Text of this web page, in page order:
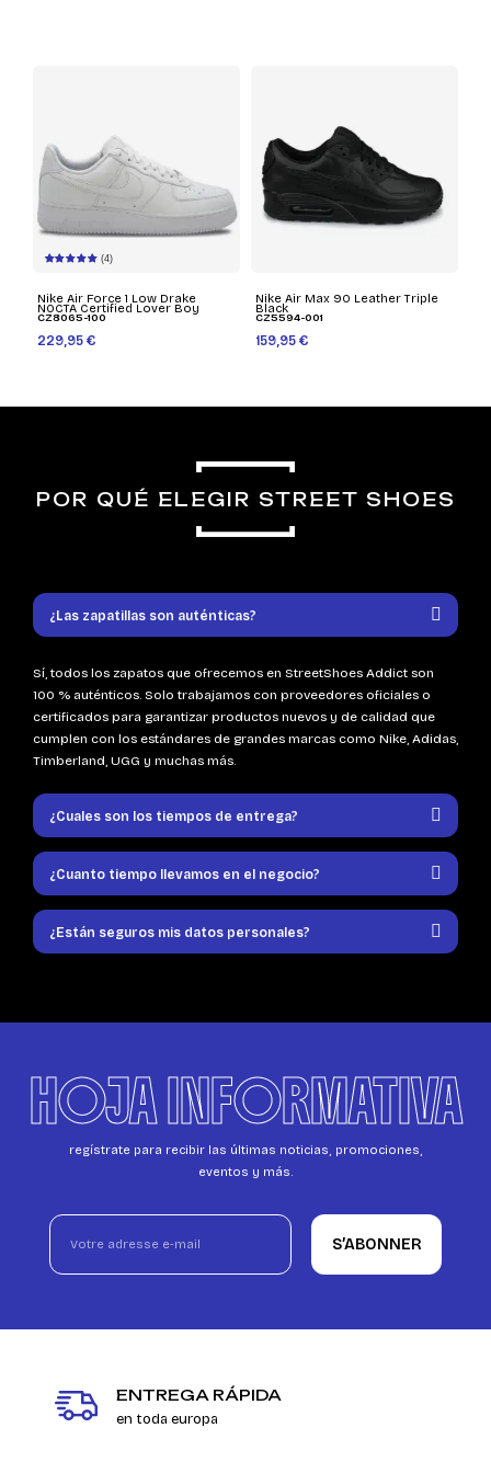
(4)
Nike Air Force 1 Low Drake
NOCTA Certified Lover Boy
CZ8065-100
229,95 €
Nike Air Max 90 Leather Triple
Black
CZ5594-001
159,95 €
POR QUÉ ELEGIR STREET SHOES
¿Las zapatillas son auténticas?
Sí, todos los zapatos que ofrecemos en StreetShoes Addict son
100 % auténticos. Solo trabajamos con proveedores oficiales o
certificados para garantizar productos nuevos y de calidad que
cumplen con los estándares de grandes marcas como Nike, Adidas,
Timberland, UGG y muchas más.
¿Cuales son los tiempos de entrega?
¿Cuanto tiempo llevamos en el negocio?
¿Están seguros mis datos personales?
HOJA INFORMATIVA
regístrate para recibir las últimas noticias, promociones,
eventos y más.
S’ABONNER
ENTREGA RÁPIDA
en toda europa